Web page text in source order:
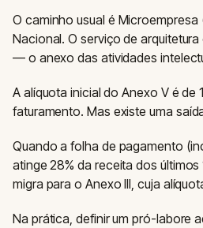
O caminho usual é Microempresa
Nacional. O serviço de
— o anexo das atividades
A alíquota inicial do Anexo V é de
faturamento. Mas existe uma
Quando a folha de pagamento
atinge 28% da receita dos últimos
migra para o Anexo III, cuja
Na prática, definir um pró-labore